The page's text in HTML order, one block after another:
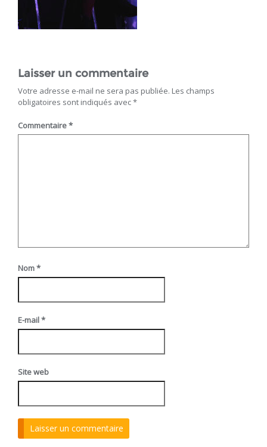
Laisser un commentaire
Votre adresse e-mail ne sera pas publiée. Les champs
obligatoires sont indiqués avec*
Commentaire*
Nom*
E-mail*
Site web